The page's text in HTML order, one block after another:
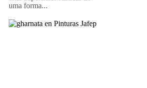
uma forma...